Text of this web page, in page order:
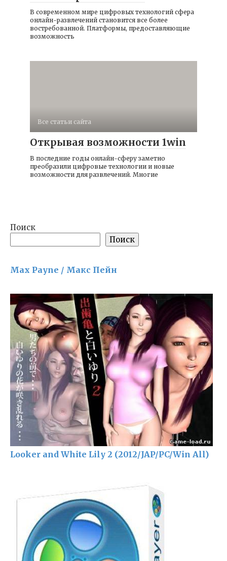
В современном мире цифровых технологий сфера
онлайн-развлечений становится все более
востребованной. Платформы, предоставляющие
возможность
Все статьи сайта
Открывая возможности 1win
В последние годы онлайн-сферу заметно
преобразили цифровые технологии и новые
возможности для развлечений. Многие
Поиск
Поиск
Max Payne / Макс Пейн
Looker and White Lily 2 (2012/JAP/PC/Win All)